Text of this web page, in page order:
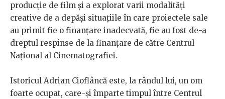
producție de film și a explorat varii modalități
creative de a depăși situațiile în care proiectele sale
au primit fie o finanțare inadecvată, fie au fost de-a
dreptul respinse de la finanțare de către Centrul
Național al Cinematografiei.
Istoricul Adrian Cioflâncă este, la rândul lui, un om
foarte ocupat, care-și împarte timpul între Centrul